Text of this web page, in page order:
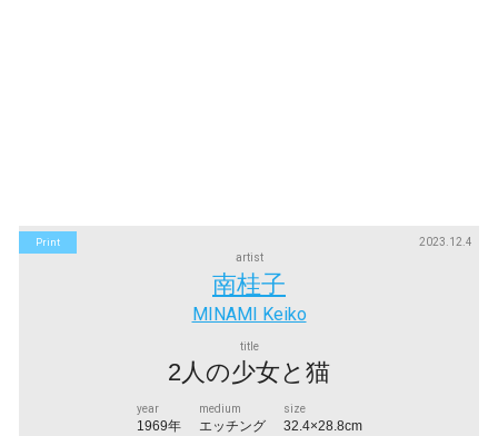
Print
2023.12.4
artist
南桂子
MINAMI Keiko
title
2人の少女と猫
year
1969年
medium
エッチング
size
32.4×28.8cm